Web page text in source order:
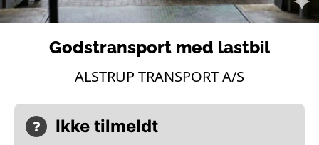
Godstransport med lastbil
ALSTRUP TRANSPORT A/S
Ikke tilmeldt